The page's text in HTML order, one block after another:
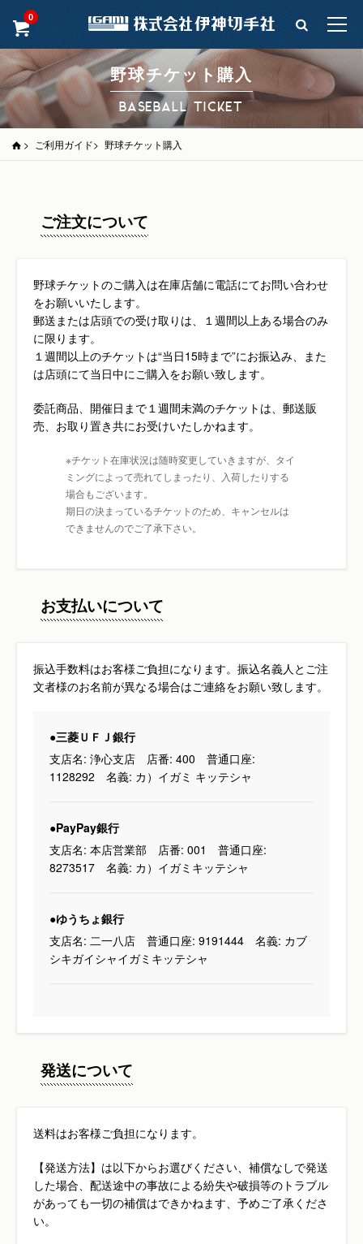
0
野球チケット購入
BASEBALL TICKET
> ご利用ガイド> 野球チケット購入
ご注文について
野球チケットのご購入は在庫店舗に電話にてお問い合わせ
をお願いいたします。
郵送または店頭での受け取りは、１週間以上ある場合のみ
に限ります。
１週間以上のチケットは“当日15時まで”にお振込み、また
は店頭にて当日中にご購入をお願い致します。
委託商品、開催日まで１週間未満のチケットは、郵送販
売、お取り置き共にお受けいたしかねます。
※チケット在庫状況は随時変更していきますが、タイ
ミングによって売れてしまったり、入荷したりする
場合もございます。
期日の決まっているチケットのため、キャンセルは
できませんのでご了承下さい。
お支払いについて
振込手数料はお客様ご負担になります。振込名義人とご注
文者様のお名前が異なる場合はご連絡をお願い致します。
●三菱ＵＦＪ銀行
支店名: 浄心支店 店番: 400 普通口座:
1128292 名義: カ）イガミ キッテシャ
●PayPay銀行
支店名: 本店営業部 店番: 001 普通口座:
8273517 名義: カ）イガミキッテシャ
●ゆうちょ銀行
支店名: 二一八店 普通口座: 9191444 名義: カブ
シキガイシャイガミキッテシャ
発送について
送料はお客様ご負担になります。
【発送方法】は以下からお選びください、補償なしで発送
した場合、配送途中の事故による紛失や破損等のトラブル
があっても一切の補償はできかねます、予めご了承くださ
い。